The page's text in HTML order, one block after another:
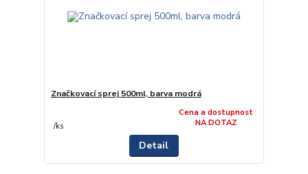
Značkovací sprej 500ml, barva modrá
/ks
Cena a dostupnost
NA DOTAZ
Detail